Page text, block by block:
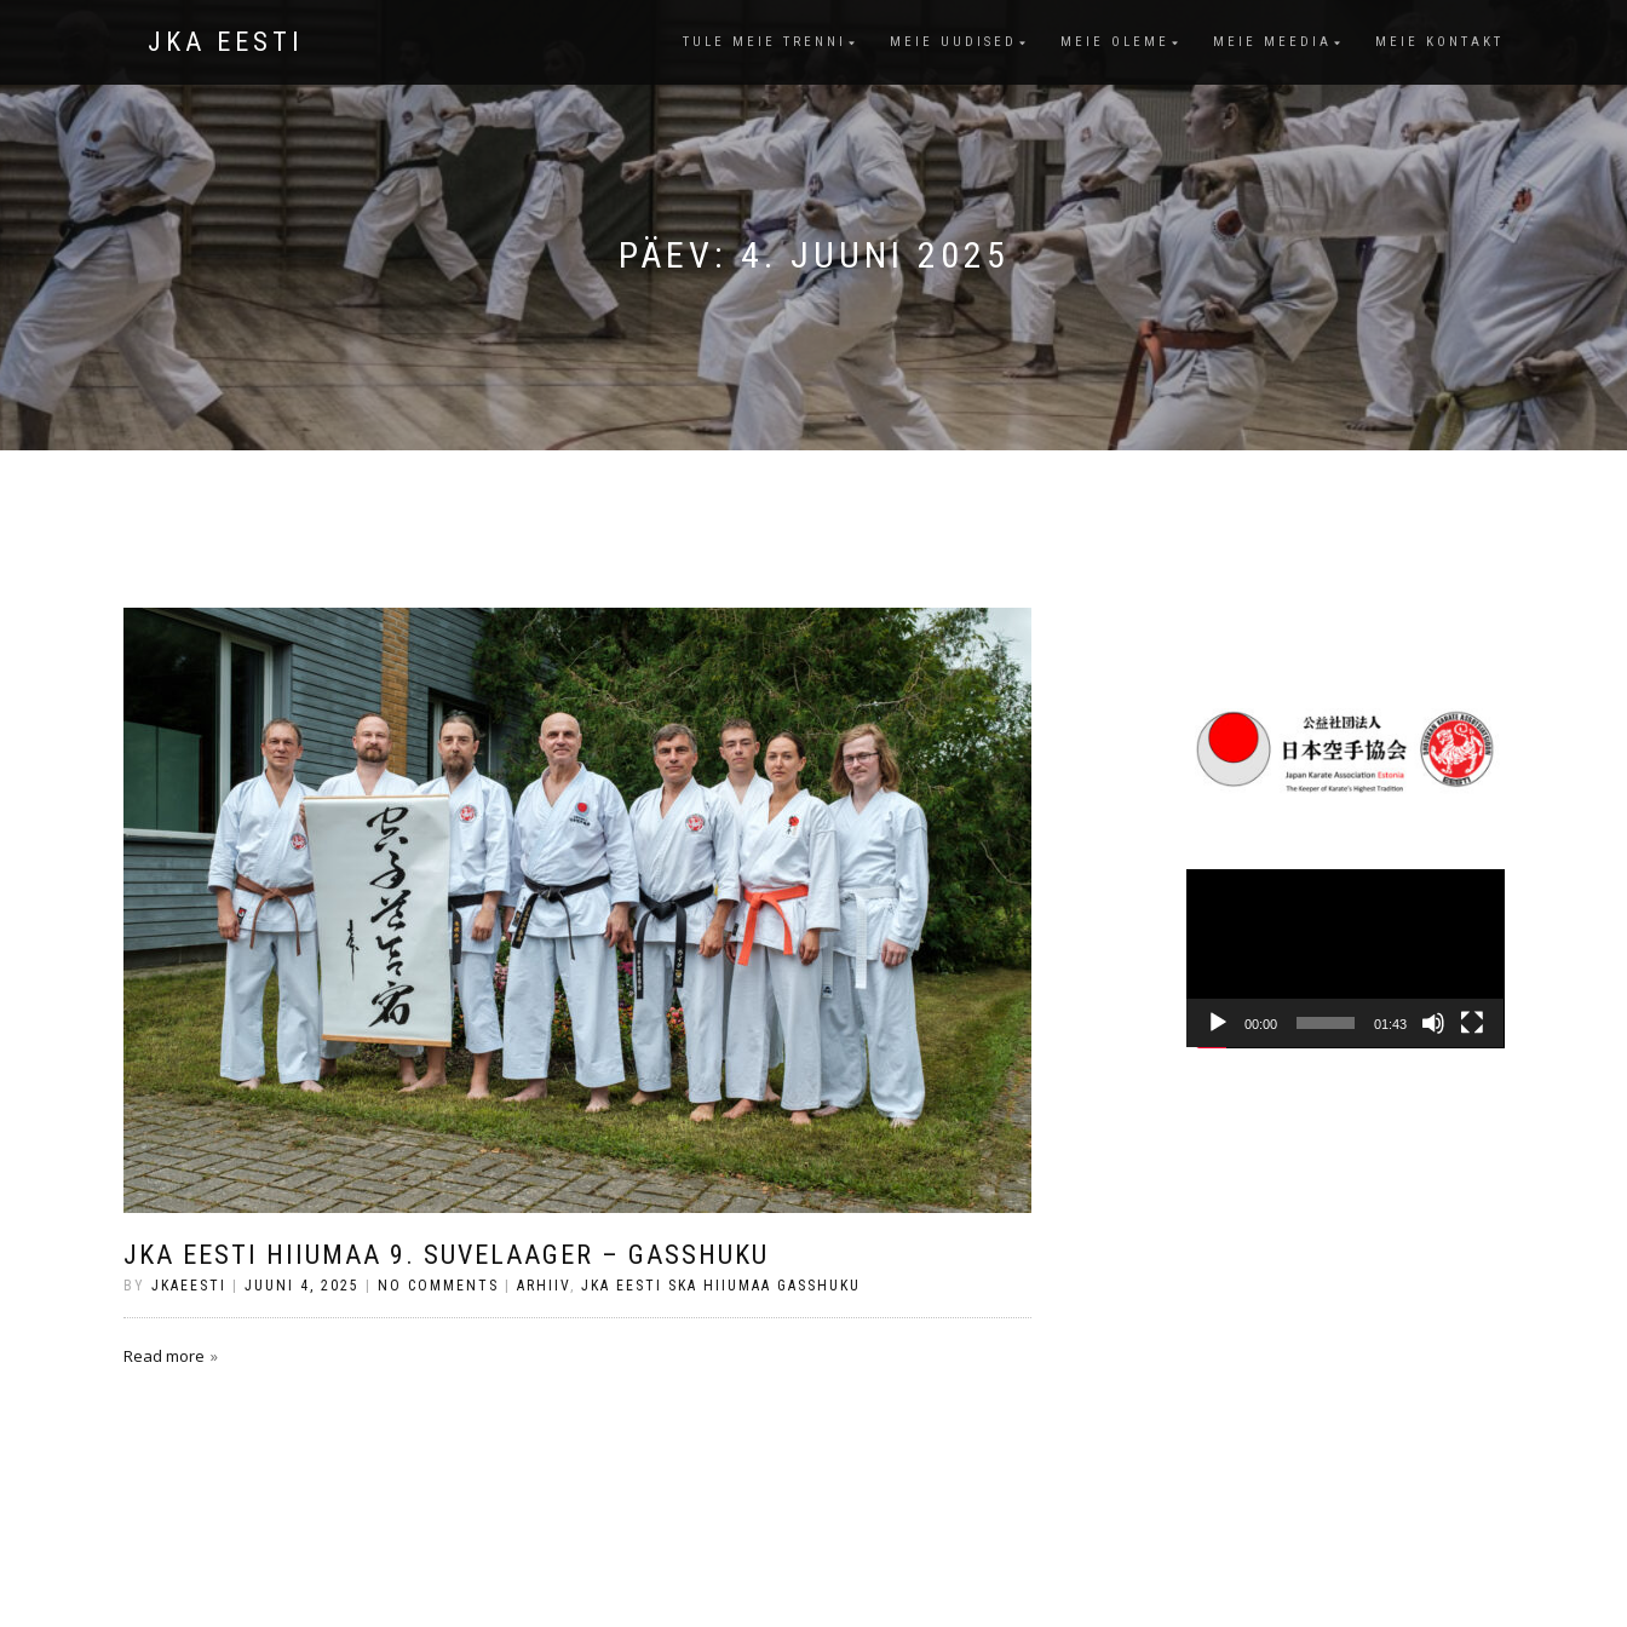
JKA EESTI TULE MEIE TRENNI MEIE UUDISED MEIE OLEME MEIE MEEDIA MEIE KONTAKT
PÄEV:4. JUUNI 2025
JKA EESTI HIIUMAA 9. SUVELAAGER – GASSHUKU
BY JKAEESTI JUUNI 4, 2025 NO COMMENTS ARHIIV, JKA EESTI SKA HIIUMAA GASSHUKU
Read more
00:00 01:43